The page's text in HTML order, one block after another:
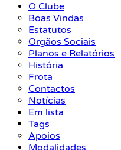
O Clube
Boas Vindas
Estatutos
Orgãos Sociais
Planos e Relatórios
História
Frota
Contactos
Notícias
Em lista
Tags
Apoios
Modalidades